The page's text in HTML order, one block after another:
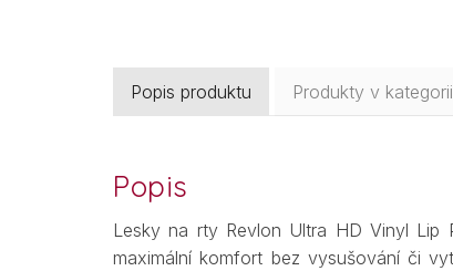
Popis produktu Produkty v kategorii
Popis
Lesky na rty Revlon Ultra HD Vinyl Lip
maximální komfort bez vysušování či